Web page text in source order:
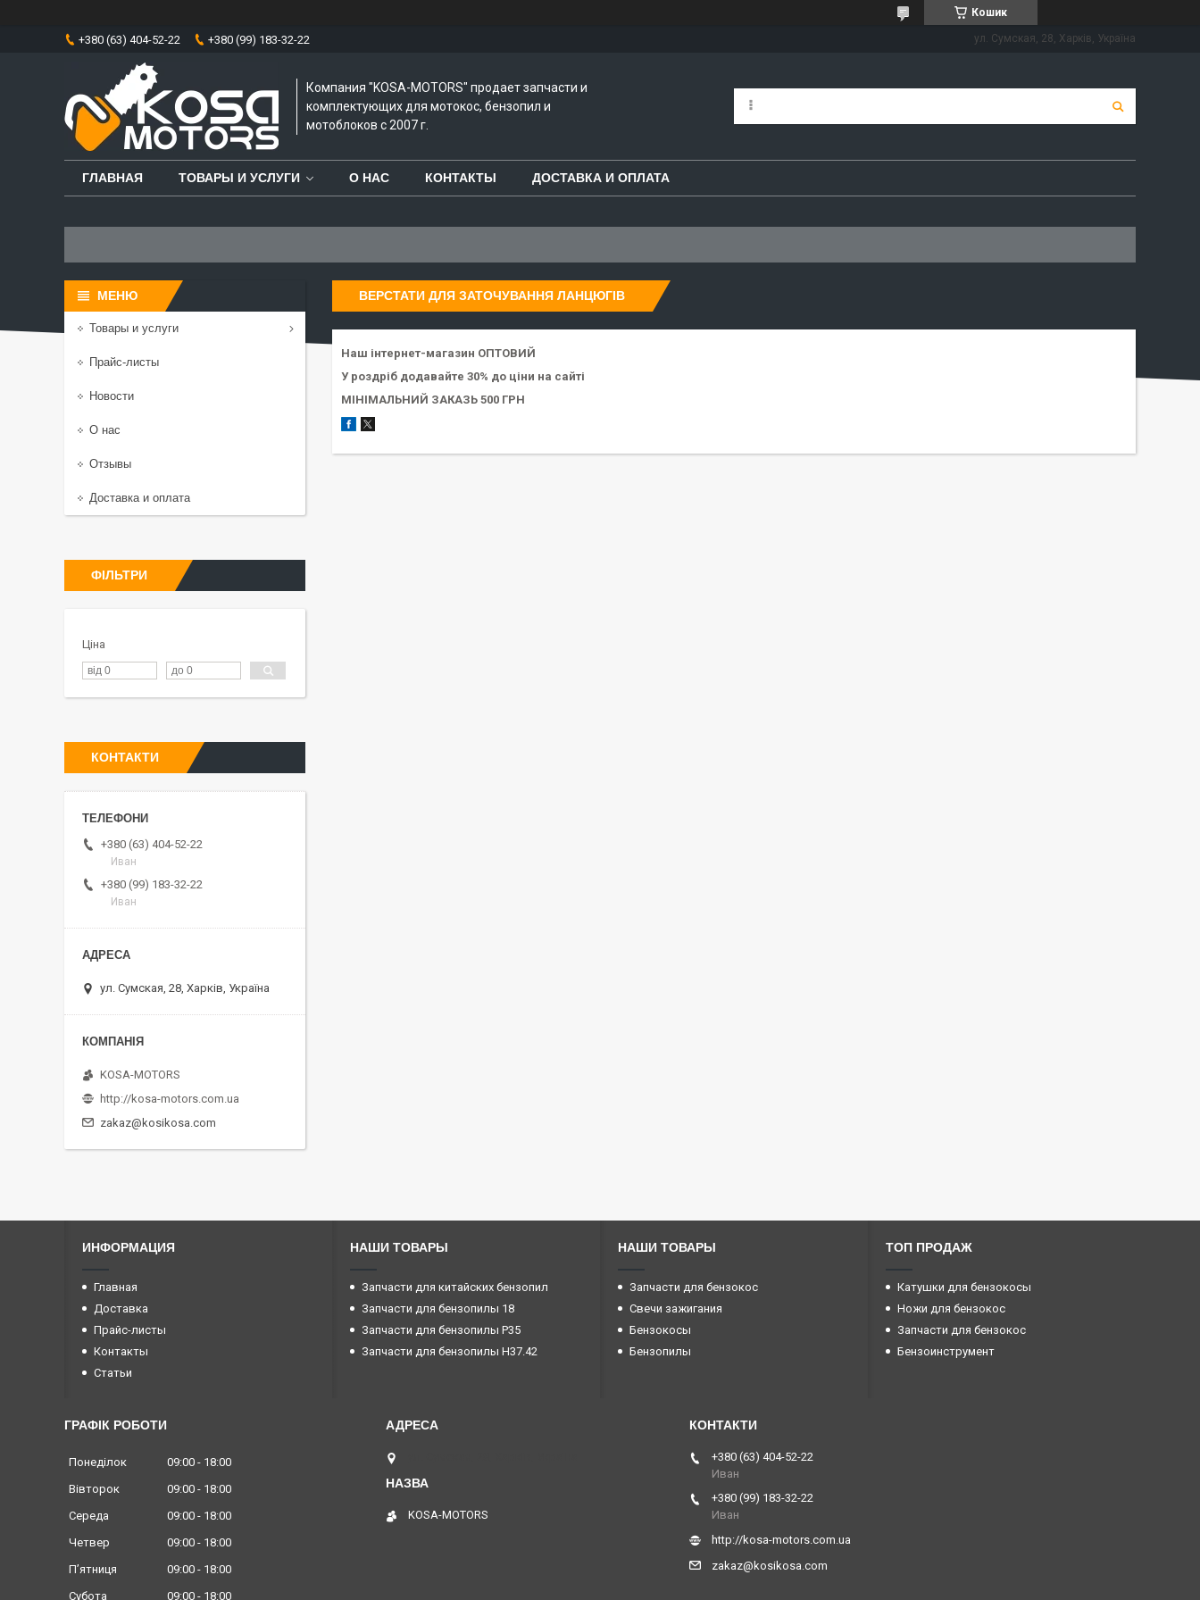
Кошик
+380 (63) 404-52-22 +380 (99) 183-32-22 ул. Сумская, 28, Харків, Україна
Компания "KOSA-MOTORS" продает запчасти и
комплектующих для мотокос, бензопил и
мотоблоков с 2007 г.
ГЛАВНАЯ ТОВАРЫ И УСЛУГИ О НАС КОНТАКТЫ ДОСТАВКА И ОПЛАТА
ВЕРСТАТИ ДЛЯ ЗАТОЧУВАННЯ ЛАНЦЮГІВ
Наш інтернет-магазин ОПТОВИЙ
У роздріб додавайте 30% до ціни на сайті
МІНІМАЛЬНИЙ ЗАКАЗЬ 500 ГРН
Товары и услуги
Прайс-листы
Новости
О нас
Отзывы
Доставка и оплата
ФІЛЬТРИ
Ціна
КОНТАКТИ
+380 (63) 404-52-22
Иван
+380 (99) 183-32-22
Иван
ул. Сумская, 28, Харків, Україна
KOSA-MOTORS
http://kosa-motors.com.ua
zakaz@kosikosa.com
ИНФОРМАЦИЯ
Главная
Доставка
Прайс-листы
Контакты
Статьи
НАШИ ТОВАРЫ
Запчасти для китайских бензопил
Запчасти для бензопилы 18
Запчасти для бензопилы P35
Запчасти для бензопилы H37.42
НАШИ ТОВАРЫ
Запчасти для бензокос
Свечи зажигания
Бензокосы
Бензопилы
ТОП ПРОДАЖ
Катушки для бензокосы
Ножи для бензокос
Запчасти для бензокос
Бензоинструмент
ГРАФІК РОБОТИ
Понеділок 09:00
18:00
Вівторок
09:00
18:00
Середа
09:00
18:00
Четвер
09:00
18:00
Пʼятниця
09:00
18:00
Субота
09:00 18:00
KOSA-MOTORS
+380 (63) 404-52-22
Иван
+380 (99) 183-32-22
Иван
http://kosa-motors.com.ua
zakaz@kosikosa.com